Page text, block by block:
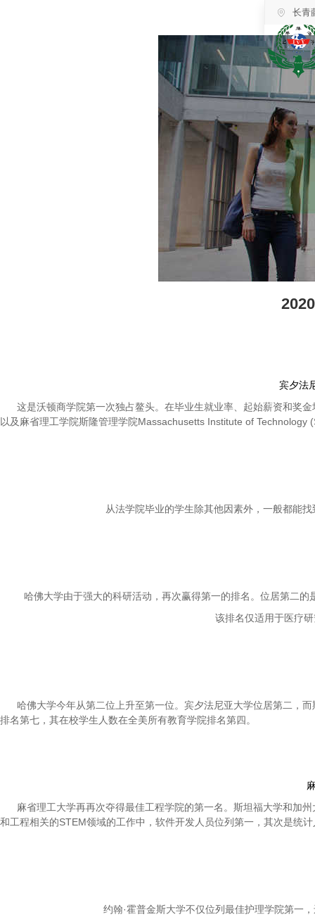
长青
宾夕法
这是沃顿商学院第一次独占鳌头。在毕业生就业率、起始薪资和奖金
以及麻省理工学院斯隆管理学院Massachusetts Institute of Technology
从法学院毕业的学生除其他因素外，一般都能找
哈佛大学由于强大的科研活动，再次赢得第一的排名。位居第二的
该排名仅适用于医疗
哈佛大学今年从第二位上升至第一位。宾夕法尼亚大学位居第二，而
排名第七，其在校学生人数在全美所有教育学院排名第四。
麻省理工大学再再次夺得最佳工程学院的第一名。斯坦福大学和加州
和工程相关的STEM领域的工作中，软件开发人员位列第一，其次是统
约翰·霍普金斯大学不仅位列最佳护理学院第一，